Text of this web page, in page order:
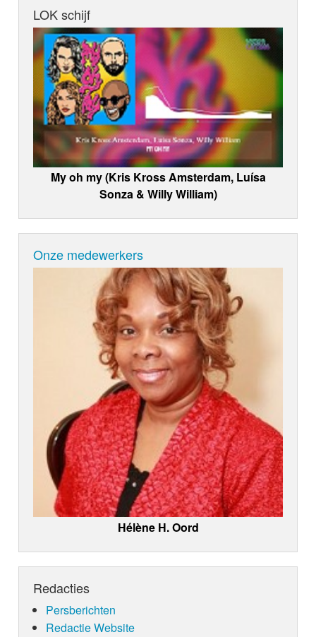
LOK schijf
My oh my (Kris Kross Amsterdam, Luísa
Sonza & Willy William)
Onze medewerkers
Hélène H. Oord
Redacties
Persberichten
Redactie Website